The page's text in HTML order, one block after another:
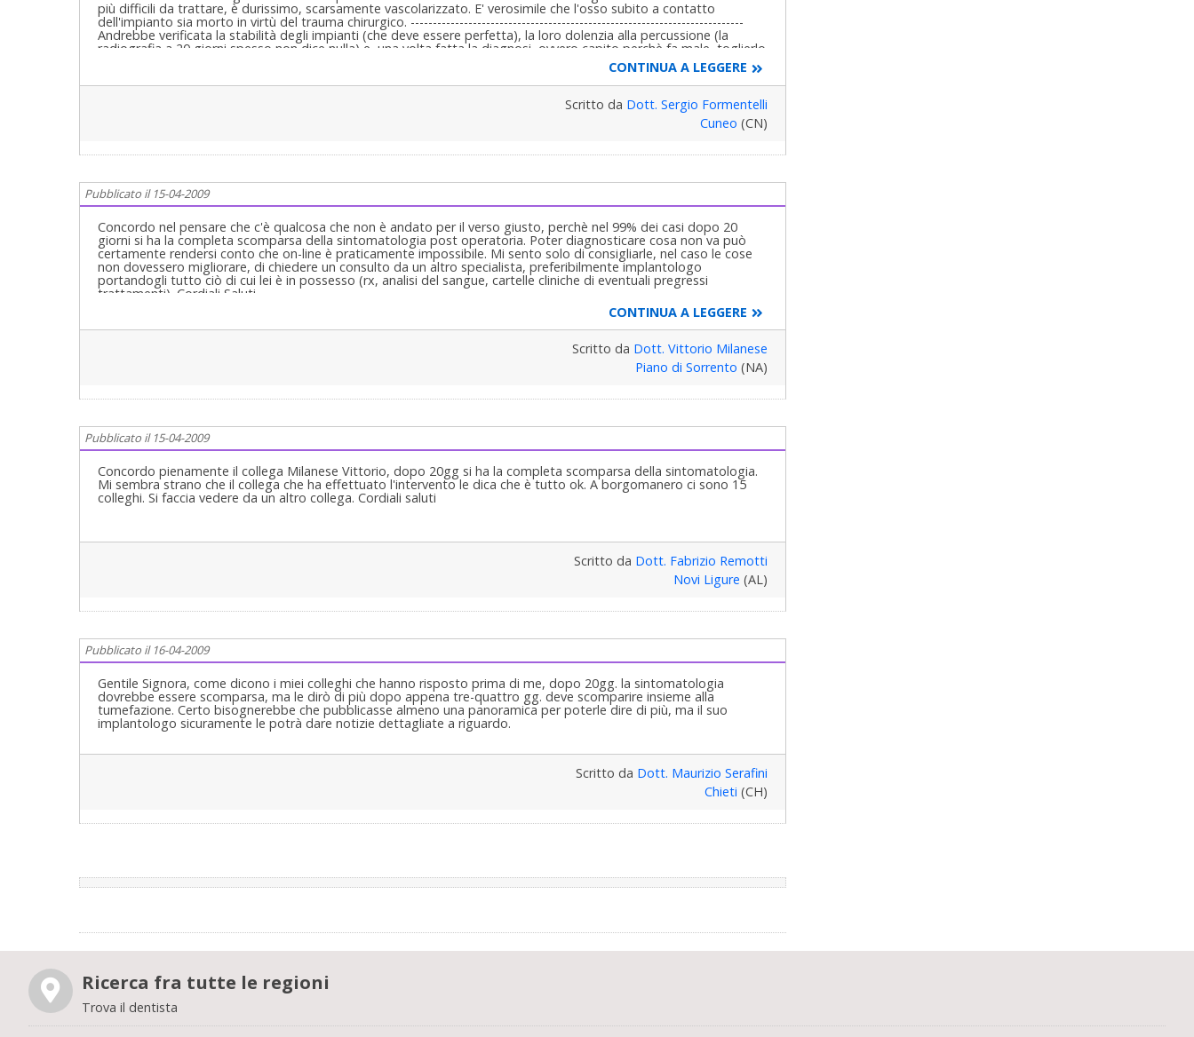
più difficili da trattare, è durissimo, scarsamente vascolarizzato. E' verosimile che l'osso subito a contatto
dell'impianto sia morto in virtù del trauma chirurgico. ---------------------------------------------------------------------------
Andrebbe verificata la stabilità degli impianti (che deve essere perfetta), la loro dolenzia alla percussione (la
radiografia a 20 giorni spesso non dice nulla) e, una volta fatta la diagnosi, ovvero capito perchè fa male, toglierlo
(o toglierli). Dopo 2-3 mesi l'impianto eventualmente tolto potrà essere rimesso in genere senza problemi:
l'implantologo si troverà davanti ad un osso in rigenerazione, riccamente vascolarizzato, molto migliore e
recettivo di prima. --------------------------------------------------------------------------- Si rivolga al suo implantologo per la
soluzione del problema, e ci tenga informati se venisse "condita via" con frettolosità.
CONTINUA A LEGGERE
Scritto da Dott. Sergio Formentelli
Cuneo (CN)
Pubblicato il 15-04-2009
Concordo nel pensare che c'è qualcosa che non è andato per il verso giusto, perchè nel 99% dei casi dopo 20
giorni si ha la completa scomparsa della sintomatologia post operatoria. Poter diagnosticare cosa non va può
certamente rendersi conto che on-line è praticamente impossibile. Mi sento solo di consigliarle, nel caso le cose
non dovessero migliorare, di chiedere un consulto da un altro specialista, preferibilmente implantologo
portandogli tutto ciò di cui lei è in possesso (rx, analisi del sangue, cartelle cliniche di eventuali pregressi
trattamenti). Cordiali Saluti
CONTINUA A LEGGERE
Scritto da Dott. Vittorio Milanese
Piano di Sorrento (NA)
Pubblicato il 15-04-2009
Concordo pienamente il collega Milanese Vittorio, dopo 20gg si ha la completa scomparsa della sintomatologia.
Mi sembra strano che il collega che ha effettuato l'intervento le dica che è tutto ok. A borgomanero ci sono 15
colleghi. Si faccia vedere da un altro collega. Cordiali saluti
Scritto da Dott. Fabrizio Remotti
Novi Ligure (AL)
Pubblicato il 16-04-2009
Gentile Signora, come dicono i miei colleghi che hanno risposto prima di me, dopo 20gg. la sintomatologia
dovrebbe essere scomparsa, ma le dirò di più dopo appena tre-quattro gg. deve scomparire insieme alla
tumefazione. Certo bisognerebbe che pubblicasse almeno una panoramica per poterle dire di più, ma il suo
implantologo sicuramente le potrà dare notizie dettagliate a riguardo.
Scritto da Dott. Maurizio Serafini
Chieti (CH)
Ricerca fra tutte le regioni
Trova il dentista